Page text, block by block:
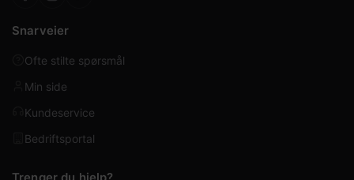
Snarveier
Ofte stilte spørsmål
Min side
Kundeservice
Bedriftsportal